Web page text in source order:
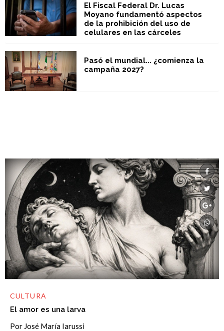
El Fiscal Federal Dr. Lucas
Moyano fundamentó aspectos
de la prohibición del uso de
celulares en las cárceles
Pasó el mundial... ¿comienza la
campaña 2027?
CULTURA
El amor es una larva
Por José María Iarussi